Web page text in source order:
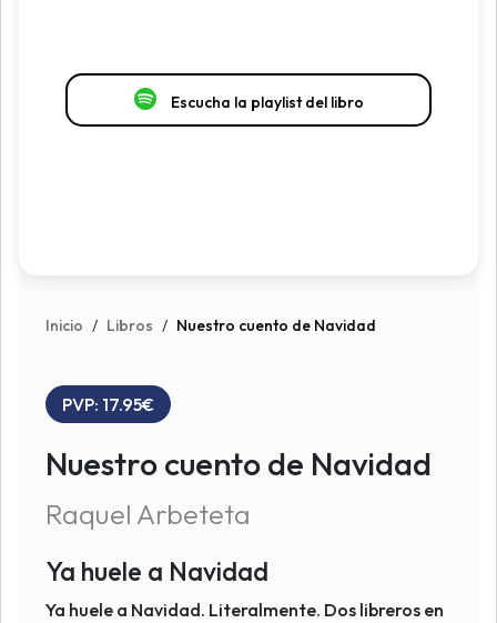
Escucha la playlist del libro
Inicio / Libros / Nuestro cuento de Navidad
PVP: 17.95€
Nuestro cuento de Navidad
Raquel Arbeteta
Ya huele a Navidad
Ya huele a Navidad. Literalmente. Dos libreros en